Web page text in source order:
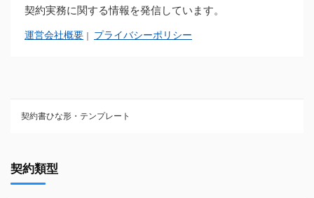
契約実務に関する情報を発信しています。
運営会社概要 ｜ プライバシーポリシー
契約書ひな形・テンプレート
NDA（秘密保持契約）
契約類型